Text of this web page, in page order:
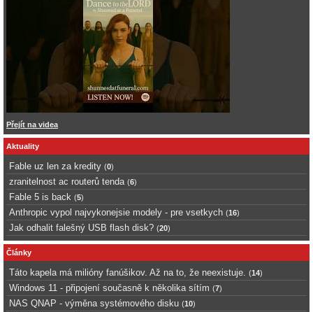
Přejít na videa
Aktuality
Fable uz len za kredity (0)
zranitelnost ac routerů tenda (6)
Fable 5 is back (5)
Anthropic vypol najvykonejsie modely - pre vsetkych (16)
Jak odhalit falešný USB flash disk? (20)
Články
Táto kapela má milióny fanúšikov. Až na to, že neexistuje. (14)
Windows 11 - připojení současně k několika sítím (7)
NAS QNAP - výměna systémového disku (10)